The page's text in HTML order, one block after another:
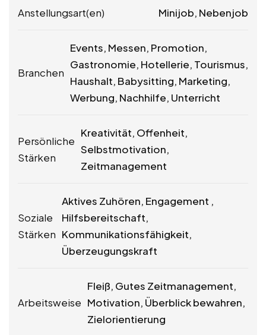
Anstellungsart(en) Minijob, Nebenjob
Branchen
Events, Messen, Promotion,
Gastronomie, Hotellerie, Tourismus,
Haushalt, Babysitting, Marketing,
Werbung, Nachhilfe, Unterricht
Persönliche
Stärken
Kreativität, Offenheit,
Selbstmotivation,
Zeitmanagement
Soziale
Stärken
Aktives Zuhören, Engagement ,
Hilfsbereitschaft,
Kommunikationsfähigkeit,
Überzeugungskraft
Arbeitsweise
Fleiß, Gutes Zeitmanagement,
Motivation, Überblick bewahren,
Zielorientierung